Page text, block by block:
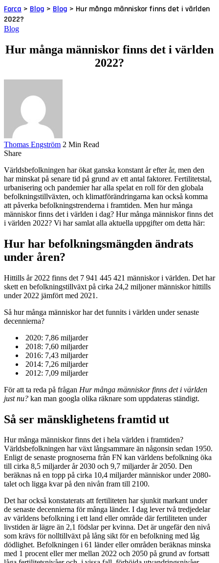
Forca > Blog > Blog > Hur många människor finns det i världen
2022?
Blog
Hur många människor finns det i världen
2022?
Thomas Engström 2 Min Read
Share
Världsbefolkningen har ökat ganska konstant år efter år, men den
har minskat på senare tid på grund av ett antal faktorer. Fertilitetstal,
urbanisering och pandemier har alla spelat en roll för den globala
befolkningstillväxten, och klimatförändringarna kan också komma
att påverka befolkningstrenderna i framtiden. Men hur många
människor finns det i världen i dag? Hur många människor finns det
i världen 2022? Vi har samlat alla aktuella uppgifter om detta här:
Hur har befolkningsmängden ändrats
under åren?
Hittills år 2022 finns det 7 941 445 421 människor i världen. Det har
skett en befolkningstillväxt på cirka 24,2 miljoner människor hittills
under 2022 jämfört med 2021.
Så hur många människor har det funnits i världen under senaste
decennierna?
2020: 7,86 miljarder
2018: 7,60 miljarder
2016: 7,43 miljarder
2014: 7,26 miljarder
2012: 7,09 miljarder
För att ta reda på frågan Hur många människor finns det i världen
just nu? kan man googla olika räknare som uppdateras ständigt.
Så ser mänsklighetens framtid ut
Hur många människor finns det i hela världen i framtiden?
Världsbefolkningen har växt långsammare än någonsin sedan 1950.
Enligt de senaste prognoserna från FN kan världens befolkning öka
till cirka 8,5 miljarder år 2030 och 9,7 miljarder år 2050. Den
beräknas nå en topp på cirka 10,4 miljarder människor under 2080-
talet och ligga kvar på den nivån fram till 2100.
Det har också konstaterats att fertiliteten har sjunkit markant under
de senaste decennierna för många länder. I dag lever två tredjedelar
av världens befolkning i ett land eller område där fertiliteten under
livstiden är lägre än 2,1 födslar per kvinna. Det är ungefär den nivå
som krävs för nolltillväxt på lång sikt för en befolkning med låg
dödlighet. Befolkningen i 61 länder eller områden beräknas minska
med 1 procent eller mer mellan 2022 och 2050 på grund av fortsatt